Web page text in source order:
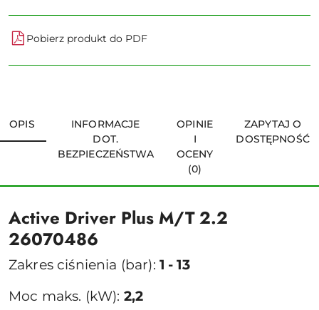
Pobierz produkt do PDF
OPIS
INFORMACJE
DOT.
BEZPIECZEŃSTWA
OPINIE
I
OCENY
(0)
ZAPYTAJ O
DOSTĘPNOŚĆ
Active Driver Plus M/T 2.2
26070486
Zakres ciśnienia (bar): 1 - 13
Moc maks. (kW): 2,2